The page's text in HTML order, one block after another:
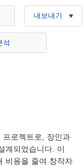
내보내기
석
프로젝트로, 장인과
계되었습니다. 이
비용을 줄여 창작자